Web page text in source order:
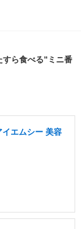
ら食べる”ミニ番
エムシー 美容